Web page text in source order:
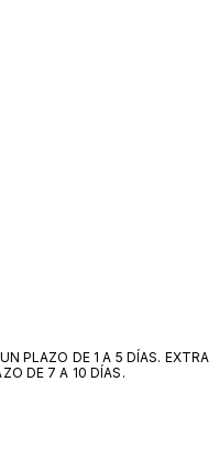
PLAZO DE 1 A 5 DÍAS. EXTRA
DE 7 A 10 DÍAS.